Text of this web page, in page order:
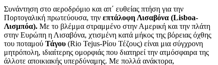
Συνάντηση στο αεροδρόμιο και απ΄ ευθείας πτήση για την
Πορτογαλική πρωτεύουσα, την επτάλοφη Λισαβόνα (Lisboa-
Λισμπόα). Με το βλέμμα στραμμένο στην Αμερική και την πλάτη
στην Ευρώπη η Λισαβόνα, χτισμένη κατά μήκος της βόρειας όχθης
του ποταμού Τάγου (Rio Tejus-Ρίου Τέζους) είναι μια σύγχρονη
μητρόπολη, ιδιαίτερης ομορφιάς που διατηρεί την ατμόσφαιρα της
άλλοτε αποικιακής υπερδύναμης. Με πολλά ανάκτορα,